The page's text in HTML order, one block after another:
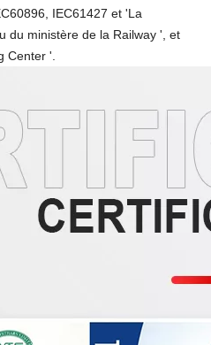
IEC61427 et 'La
du ministère de la Railway ', et
Center '.